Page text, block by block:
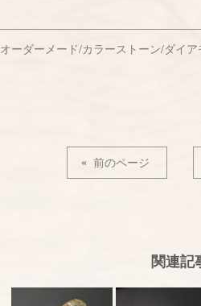
オーダーメード/カラーストーン/ダイア
« 前のページ
関連記